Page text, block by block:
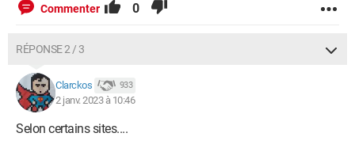
Commenter 0
RÉPONSE 2 / 3
Clarckos 933
2 janv. 2023 à 10:46
Selon certains sites....